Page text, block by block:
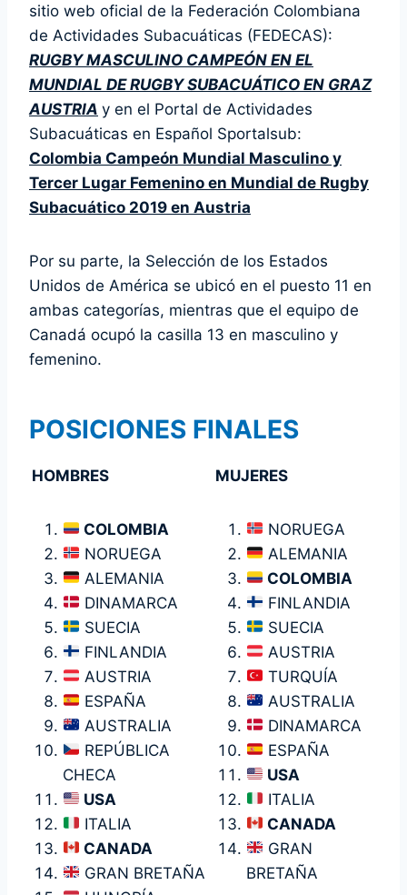
sitio web oficial de la Federación Colombiana
de Actividades Subacuáticas (FEDECAS):
RUGBY MASCULINO CAMPEÓN EN EL
MUNDIAL DE RUGBY SUBACUÁTICO EN GRAZ
AUSTRIA y en el Portal de Actividades
Subacuáticas en Español Sportalsub:
Colombia Campeón Mundial Masculino y
Tercer Lugar Femenino en Mundial de Rugby
Subacuático 2019 en Austria
Por su parte, la Selección de los Estados
Unidos de América se ubicó en el puesto 11 en
ambas categorías, mientras que el equipo de
Canadá ocupó la casilla 13 en masculino y
femenino.
POSICIONES FINALES
HOMBRES
COLOMBIA
NORUEGA
ALEMANIA
DINAMARCA
SUECIA
FINLANDIA
AUSTRIA
ESPAÑA
AUSTRALIA
REPÚBLICA
CHECA
USA
ITALIA
CANADA
GRAN BRETAÑA
MUJERES
NORUEGA
ALEMANIA
COLOMBIA
FINLANDIA
SUECIA
AUSTRIA
TURQUÍA
AUSTRALIA
DINAMARCA
ESPAÑA
USA
ITALIA
CANADA
GRAN
BRETAÑA